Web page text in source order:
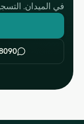
في الميدان.